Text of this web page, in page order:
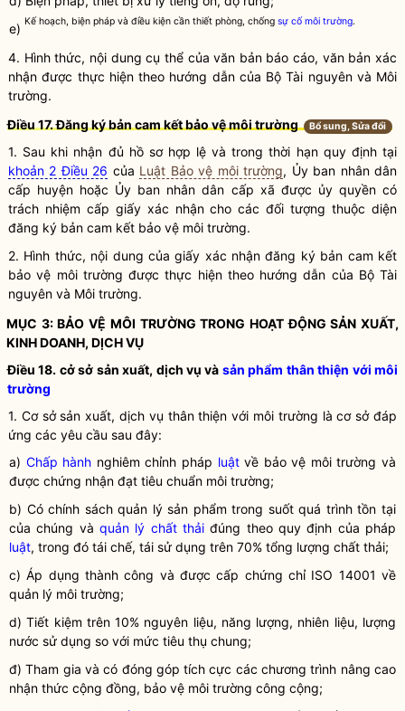
e) Kế hoạch, biện pháp và điều kiện cần thiết phòng, chống sự cố môi trường.
4. Hình thức, nội dung cụ thể của văn bản báo cáo, văn bản xác
nhận được thực hiện theo hướng dẫn của Bộ Tài nguyên và Môi
trường.
Điều 17. Đăng ký bản cam kết bảo vệ môi trường
Bổ sung, Sửa đổi
1. Sau khi nhận đủ hồ sơ hợp lệ và trong thời hạn quy định tại
khoản 2 Điều 26 của Luật Bảo vệ môi trường, Ủy ban nhân dân
cấp huyện hoặc Ủy ban nhân dân cấp xã được ủy quyềncó
trách nhiệm cấp giấy xác nhận cho các đối tượng thuộc diện
đăng ký bản cam kết bảo vệ môi trường.
2. Hình thức, nội dung của giấy xác nhận đăng ký bản cam kết
bảo vệ môi trường được thực hiện theo hướng dẫn của Bộ Tài
nguyên và Môi trường.
MỤC 3: BẢO VỆ MÔI TRƯỜNG TRONG HOẠT ĐỘNG SẢN XUẤT,
KINH DOANH, DỊCH VỤ
Điều 18. cở sở sản xuất, dịch vụ và sản phẩm thân thiện với môi
trường
1. Cơ sở sản xuất, dịch vụ thân thiện với môi trường là cơ sở đáp
ứng các yêu cầu sau đây:
a) Chấp hành nghiêm chỉnh pháp luậtvề bảo vệ môi trường và
được chứng nhận đạt tiêu chuẩn môi trường;
b) Có chính sách quản lý sản phẩm trong suốt quá trình tồn tại
của chúng và quản lý chất thải đúng theo quy định của pháp
luật, trong đó tái chế, tái sử dụng trên 70% tổng lượng chất thải;
c) Áp dụng thành công và được cấp chứng chỉ ISO 14001 về
quản lý môi trường;
d) Tiết kiệm trên 10% nguyên liệu, năng lượng, nhiên liệu, lượng
nước sử dụng so với mức tiêu thụ chung;
đ) Tham gia và có đóng góp tích cực các chương trình nâng cao
nhận thức cộng đồng, bảo vệ môi trường công cộng;